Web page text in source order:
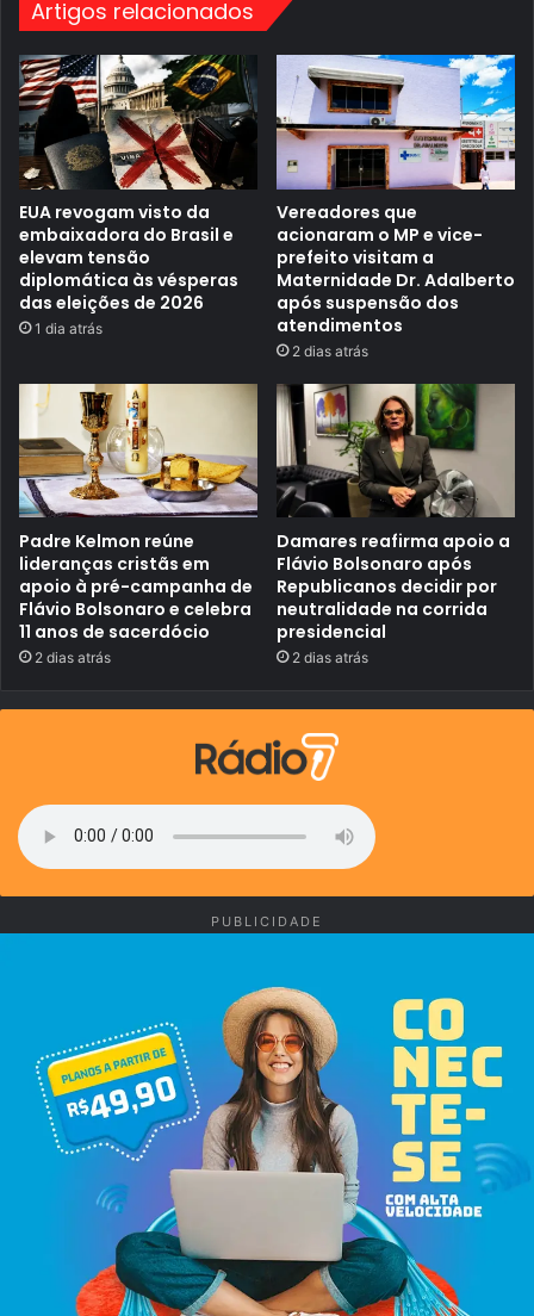
r
t
a
n
t
e
m
t
i
r
ã
o
d
e
s
a
ç
ã
o
,
c
o
u
m
t
o
l
6
6
v
g
c
l
o
c
a
e
m
r
s
c
o
p
a
c
e
l
o
n
a
d
a
t
a
e
n
n
t
e
Artigos relacionados
EUA revogam visto da
embaixadora do Brasil e
elevam tensão
diplomática às vésperas
das eleições de 2026
1 dia atrás
Vereadores que
acionaram o MP e vice-
prefeito visitam a
Maternidade Dr. Adalberto
após suspensão dos
atendimentos
2 dias atrás
Padre Kelmon reúne
lideranças cristãs em
apoio à pré-campanha de
Flávio Bolsonaro e celebra
11 anos de sacerdócio
2 dias atrás
Damares reafirma apoio a
Flávio Bolsonaro após
Republicanos decidir por
neutralidade na corrida
presidencial
2 dias atrás
PUBLICIDADE